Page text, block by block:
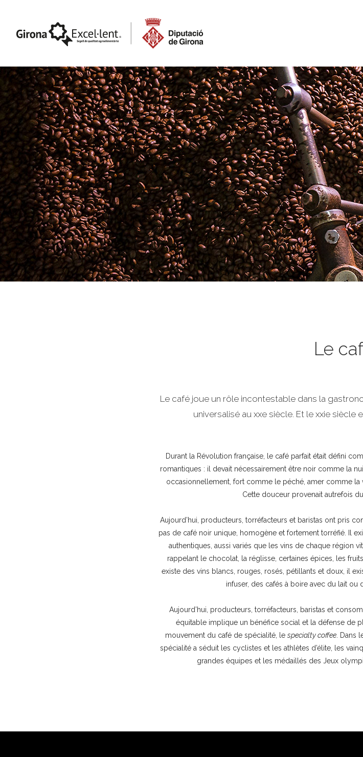
Le
Le café joue un rôle incontestable dans la
universalisé au xxe siècle. Et le xxie
Durant la Révolution française, le café parfait était défini
romantiques : il devait nécessairement être noir comme la
occasionnellement, fort comme le péché, amer comme la
Cette douceur provenait autrefois
Aujourd’hui, producteurs, torréfacteurs et baristas ont pris
pas de café noir unique, homogène et fortement torréfié. Il
authentiques, aussi variés que les vins de chaque région
rappelant le chocolat, la réglisse, certaines épices, les
existe des vins blancs, rouges, rosés, pétillants et doux, il
infuser, des cafés à boire avec du lait ou
Aujourd’hui, producteurs, torréfacteurs, baristas et
équitable implique un bénéfice social et la défense de
mouvement du café de spécialité, le specialty coffee. Dans
spécialité a séduit les cyclistes et les athlètes d’élite, les
grandes équipes et les médaillés des Jeux